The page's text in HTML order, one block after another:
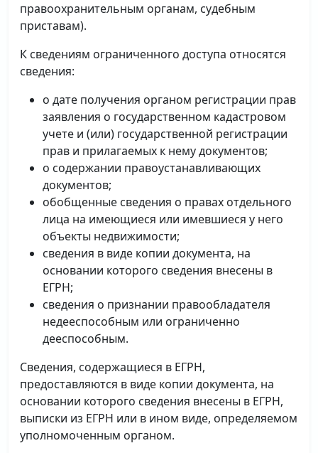
правоохранительным органам, судебным
приставам).
К сведениям ограниченного доступа относятся
сведения:
о дате получения органом регистрации прав
заявления о государственном кадастровом
учете и (или) государственной регистрации
прав и прилагаемых к нему документов;
о содержании правоустанавливающих
документов;
обобщенные сведения о правах отдельного
лица на имеющиеся или имевшиеся у него
объекты недвижимости;
сведения в виде копии документа, на
основании которого сведения внесены в
ЕГРН;
сведения о признании правообладателя
недееспособным или ограниченно
дееспособным.
Сведения, содержащиеся в ЕГРН,
предоставляются в виде копии документа, на
основании которого сведения внесены в ЕГРН,
выписки из ЕГРН или в ином виде, определяемом
уполномоченным органом.